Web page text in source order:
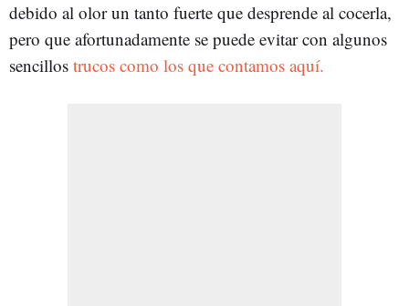
debido al olor un tanto fuerte que desprende al cocerla,
pero que afortunadamente se puede evitar con algunos
sencillos trucos como los que contamos aquí.